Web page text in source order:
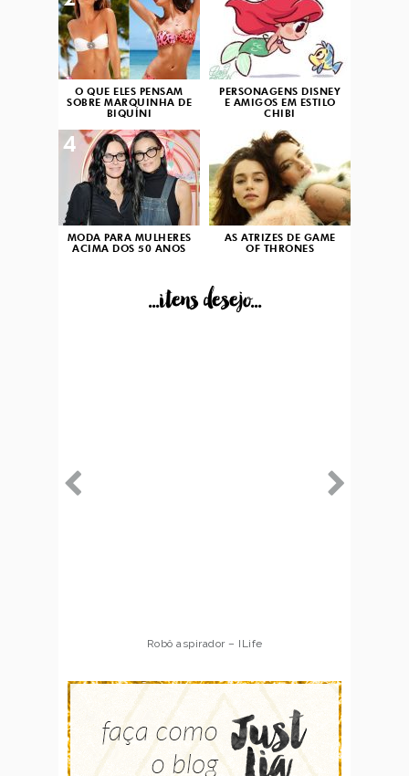
O QUE ELES PENSAM
SOBRE MARQUINHA DE
BIQUÍNI
PERSONAGENS DISNEY
E AMIGOS EM ESTILO
CHIBI
MODA PARA MULHERES
ACIMA DOS 50 ANOS
4
AS ATRIZES DE GAME
OF THRONES
...itens desejo...
Robô aspirador – ILife